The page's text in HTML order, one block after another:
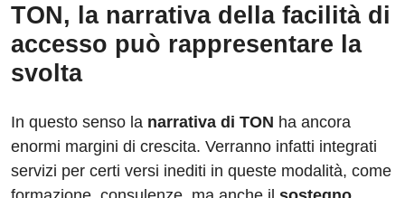
TON, la narrativa della facilità di
accesso può rappresentare la
svolta
In questo senso la narrativa di TON ha ancora
enormi margini di crescita. Verranno infatti integrati
servizi per certi versi inediti in queste modalità, come